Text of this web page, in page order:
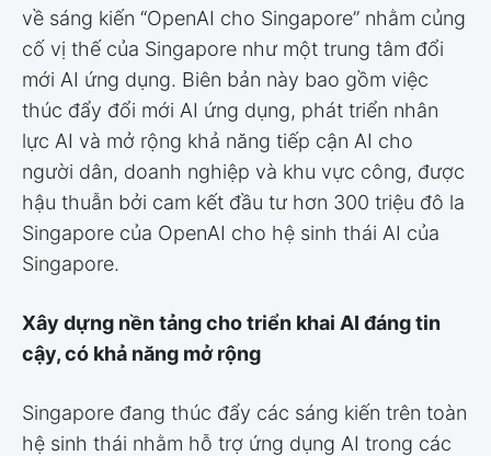
về sáng kiến “OpenAI cho Singapore” nhằm củng
cố vị thế của Singapore như một trung tâm đổi
mới AI ứng dụng. Biên bản này bao gồm việc
thúc đẩy đổi mới AI ứng dụng, phát triển nhân
lực AI và mở rộng khả năng tiếp cận AI cho
người dân, doanh nghiệp và khu vực công, được
hậu thuẫn bởi cam kết đầu tư hơn 300 triệu đô la
Singapore của OpenAI cho hệ sinh thái AI của
Singapore.
Xây dựng nền tảng cho triển khai AI đáng tin
cậy, có khả năng mở rộng
Singapore đang thúc đẩy các sáng kiến trên toàn
hệ sinh thái nhằm hỗ trợ ứng dụng AI trong các